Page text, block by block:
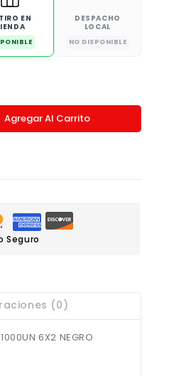
EN
DESPACHO
LOCAL
NO DISPONIBLE
Agregar Al Carrito
Seguro
(0)
6X2 NEGRO